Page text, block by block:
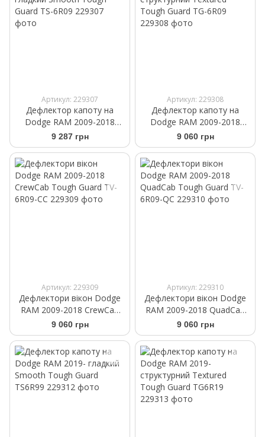
Артикул: 229307
Дефлектор капоту на
Dodge RAM 2009-2018
гладкий Smooth Tough
Guard TS-6R09
9 287 грн
Артикул: 229308
Дефлектор капоту на
Dodge RAM 2009-2018
структурний Textured
Tough Guard TG-6R09
9 060 грн
Артикул: 229309
Дефлектори вікон Dodge
RAM 2009-2018 CrewCab
Tough Guard TV-6R09-CC
9 060 грн
Артикул: 229310
Дефлектори вікон Dodge
RAM 2009-2018 QuadCab
Tough Guard TV-6R09-QC
9 060 грн